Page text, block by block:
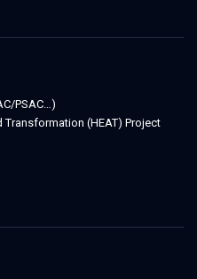
PSAC…)
(HEAT) Project